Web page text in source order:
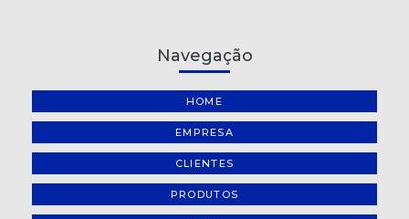
Navegação
HOME
EMPRESA
CLIENTES
PRODUTOS